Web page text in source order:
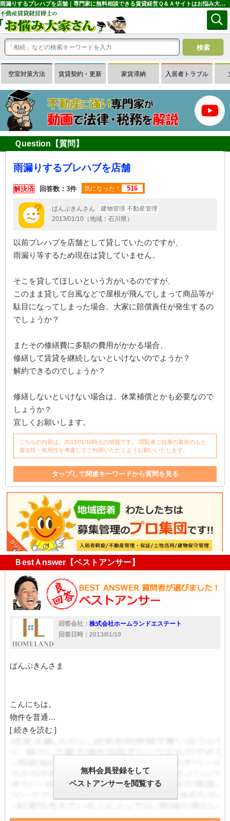
雨漏りするプレハブを店舗｜専門家に無料相談できる賃貸経営Ｑ＆Ａサイトはお悩み大家さん
空室対策方法 賃貸契約・更新 家賃滞納 入居者トラブル
Ｑuestion【質問】
雨漏りするプレハブを店舗
解決済 回答数：3件 気になった！ 516
ぱんぷきんさん
建物管理 不動産管理
2013/01/10（地域：石川県）
以前プレハブを店舗として貸していたのですが、
雨漏り等するため現在は貸していません。
そこを貸してほしいという方がいるのですが、
このまま貸して台風などで屋根が飛んでしまって商品等が
駄目になってしまった場合、大家に賠償責任が発生するの
でしょうか？
またその修繕費に多額の費用がかかる場合、
修繕して賃貸を継続しないといけないのでようか？
解約できるのでしょうか？
修繕しないといけない場合は、休業補償とかも必要なので
しょうか？
宜しくお願いします。
こちらの内容は、2013/01/10時点の情報です。 閲覧者ご自身の責任のもと
適法性・有用性を考慮してご利用いただくようお願いいたします。
タップして関連キーワードから質問を見る
店舗 解約 雨漏り 責任 修繕費 大家
家
補償
台風
ＢestＡnswer【ベストアンサー】
回答会社： 株式会社ホームランドエステート
回答日時：2013/01/10
ぱんぷきんさま
こんにちは。
物件を普通…
[ 続きを読む ]
無料会員登録をして
ベストアンサーを閲覧する